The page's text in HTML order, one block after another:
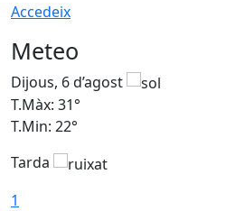
Accedeix
Meteo
Dijous, 6 d’agost
T.Màx: 31°
T.Min: 22°
Tarda
1